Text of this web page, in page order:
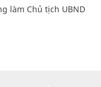
làm Chủ tịch UBND